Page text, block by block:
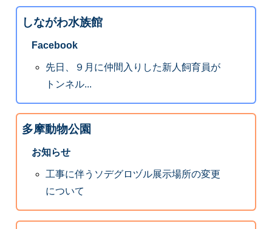
しながわ水族館
Facebook
先日、９月に仲間入りした新人飼育員が
トンネル...
多摩動物公園
お知らせ
工事に伴うソデグロヅル展示場所の変更
について